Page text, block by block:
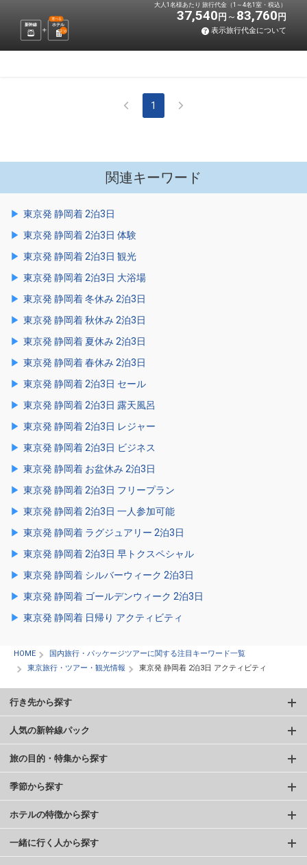
新幹線 ホテル
選べる
2泊
大人1名様あたり 旅行代金（1～4名1室・税込）
37,540 円 83,760 円
表示旅行代金について
1
関連キーワード
東京発 静岡着 2泊3日
東京発 静岡着 2泊3日 体験
東京発 静岡着 2泊3日 観光
東京発 静岡着 2泊3日 大浴場
東京発 静岡着 冬休み 2泊3日
東京発 静岡着 秋休み 2泊3日
東京発 静岡着 夏休み 2泊3日
東京発 静岡着 春休み 2泊3日
東京発 静岡着 2泊3日 セール
東京発 静岡着 2泊3日 露天風呂
東京発 静岡着 2泊3日 レジャー
東京発 静岡着 2泊3日 ビジネス
東京発 静岡着 お盆休み 2泊3日
東京発 静岡着 2泊3日 フリープラン
東京発 静岡着 2泊3日 一人参加可能
東京発 静岡着 ラグジュアリー 2泊3日
東京発 静岡着 2泊3日 早トクスペシャル
東京発 静岡着 シルバーウィーク 2泊3日
東京発 静岡着 ゴールデンウィーク 2泊3日
東京発 静岡着 日帰り アクティビティ
HOME
国内旅行・パッケージツアーに関する注目キーワード一覧
東京旅行・ツアー・観光情報
東京発 静岡着 2泊3日 アクティビティ
行き先から探す
人気の新幹線パック
旅の目的・特集から探す
季節から探す
ホテルの特徴から探す
一緒に行く人から探す